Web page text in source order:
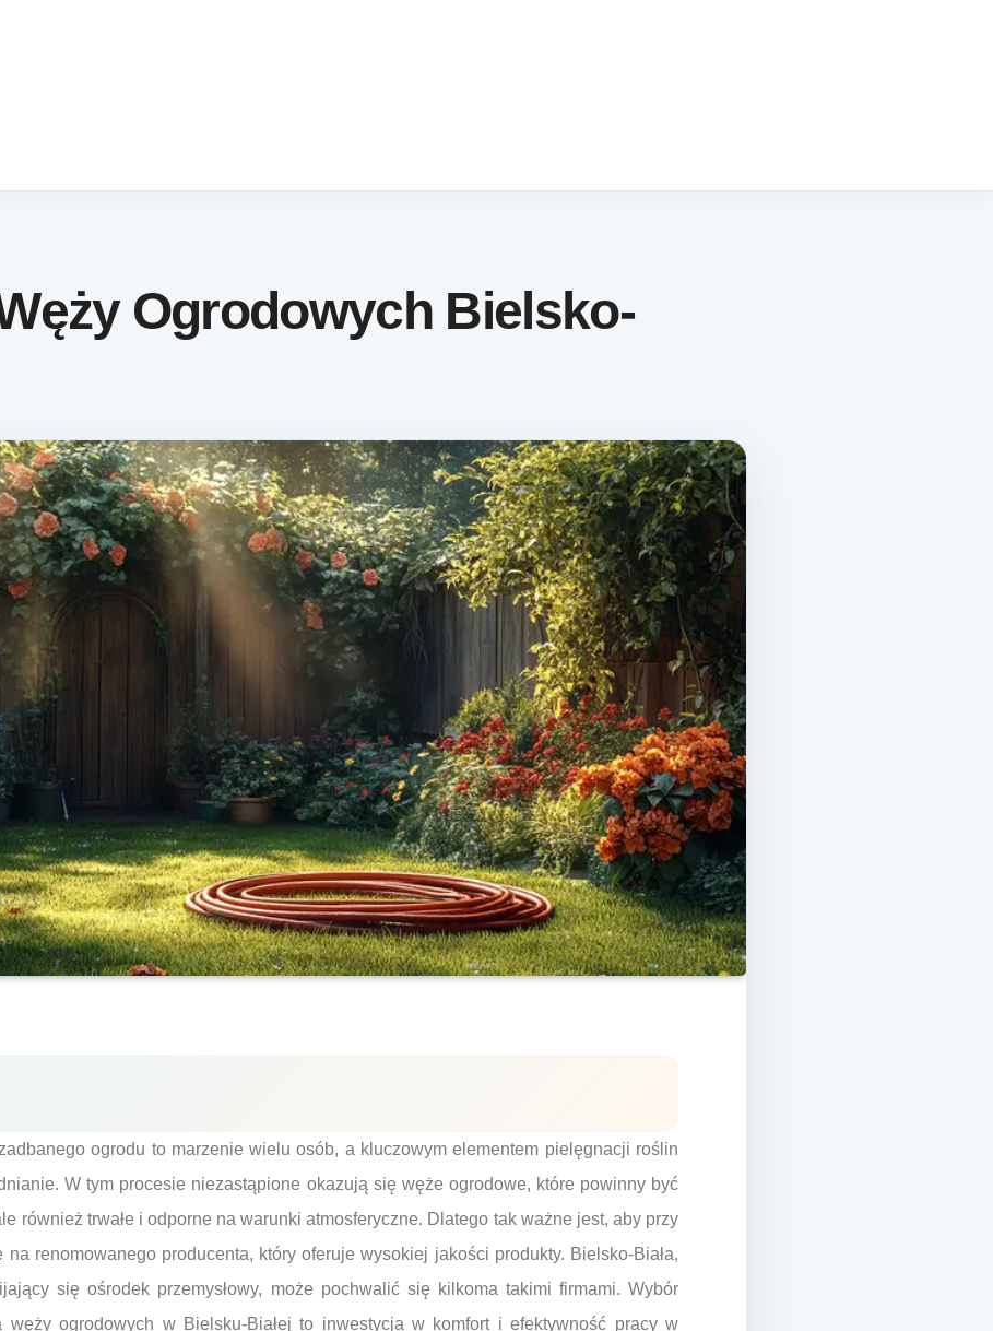
Ogrodowych Bielsko-
ogrodu to marzenie wielu osób, a kluczowym elementem pielęgnacji roślin
W tym procesie niezastąpione okazują się węże ogrodowe, które powinny być
również trwałe i odporne na warunki atmosferyczne. Dlatego tak ważne jest, aby przy
renomowanego producenta, który oferuje wysokiej jakości produkty. Bielsko-Biała,
się ośrodek przemysłowy, może pochwalić się kilkoma takimi firmami. Wybór
węży ogrodowych w Bielsku-Białej to inwestycja w komfort i efektywność pracy w